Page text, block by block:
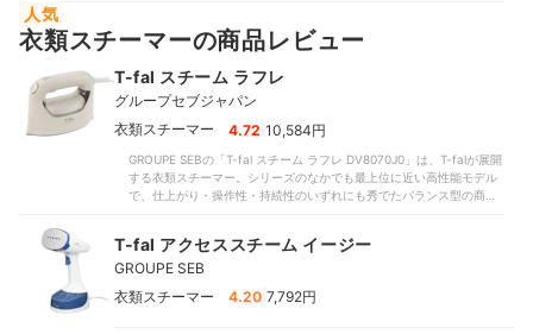
人気
衣類スチーマーの商品レビュー
T-fal スチーム ラフレ
グループセブジャパン
衣類スチーマー
4.72 10,584円
GROUPE SEBの「T-fal スチーム ラフレ DV8070J0」は、T-falが展開
する衣類スチーマー。シリーズのなかでも最上位に近い高性能モデル
で、仕上がり・操作性・持続性のいずれにも秀でたバランス型の商品
ムの持続時間は13分50秒と非常に長く、1回の使用で数着を一気にケ
アしたい人にとってもおすすめといえます。さらにスチームボタンを
点も魅力です。仕上がりもよく、ノンアイロンシャツや形態安定シャ
T-fal アクセススチーム イージー
GROUPE SEB
衣類スチーマー
4.20 7,792円